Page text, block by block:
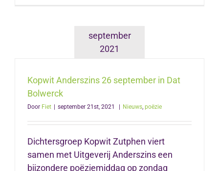
september
2021
Kopwit Anderszins 26 september in Dat
Bolwerck
Door Fiet september 21st, 2021 Nieuws, poëzie
Dichtersgroep Kopwit Zutphen viert
samen met Uitgeverij Anderszins een
bijzondere poëziemiddag op zondag